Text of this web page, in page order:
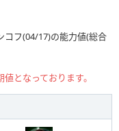
フ(04/17)の能力値(総合
となっております。